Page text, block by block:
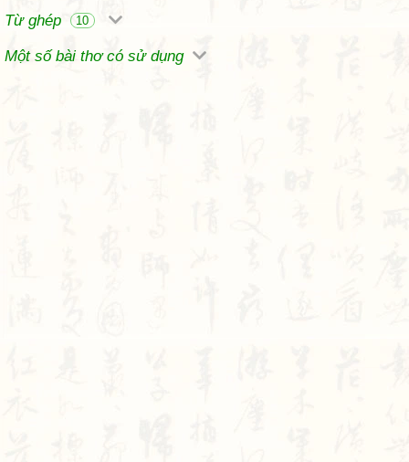
Từ ghép 10
Một số bài thơ có sử dụng